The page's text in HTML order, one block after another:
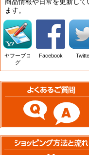
ます。
ヤフーブロ
グ
Facebook